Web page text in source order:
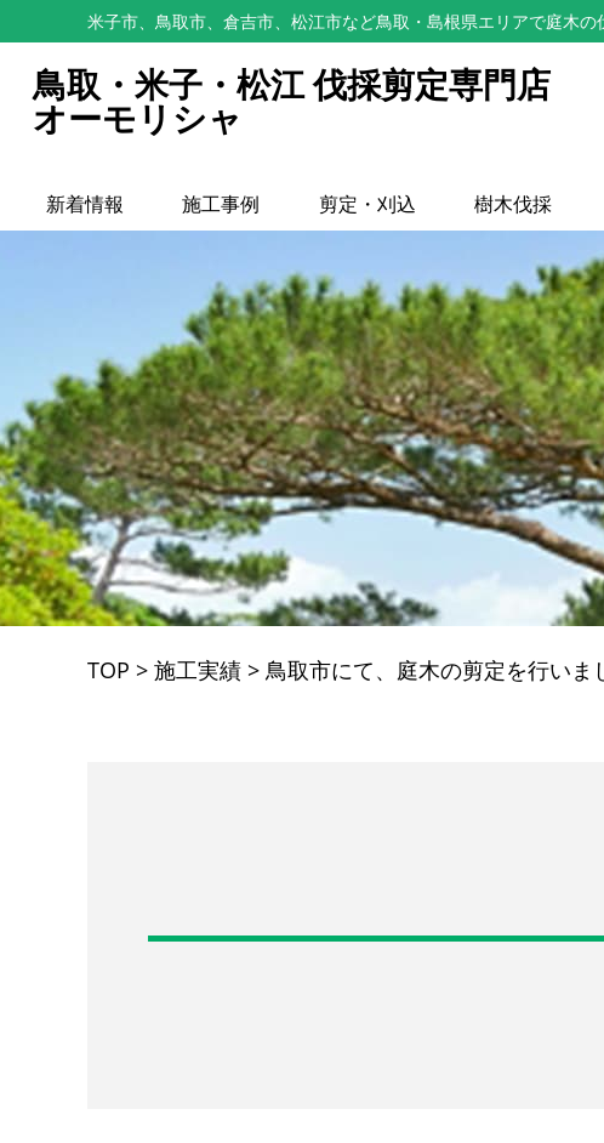
米子市、鳥取市、倉吉市、松江市など鳥取・島根県エリアで庭木
鳥取・米子・松江 伐採剪定専門店
オーモリシャ
新着情報 施工事例 剪定・刈込 樹木伐採
TOP > 施工実績 > 鳥取市にて、庭木の剪定を行いま